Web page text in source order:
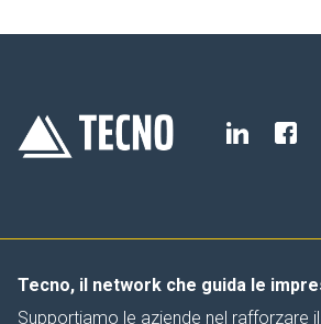
Tecno, il network che guida le
Supportiamo le aziende nel rafforzare